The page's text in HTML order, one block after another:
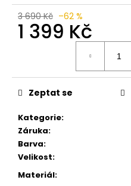
3 690 Kč –62 %
1 399 Kč
Kategorie:
Záruka:
Barva:
Velikost:
Materiál:
Zeptat se
e
m